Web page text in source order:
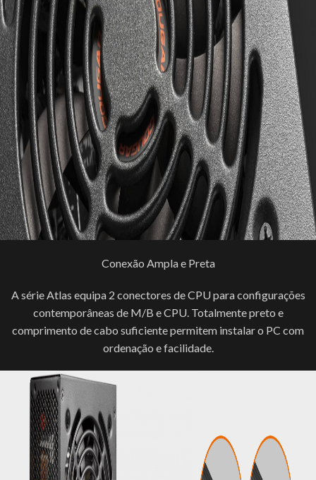
Conexão Ampla e Preta
A série Atlas equipa 2 conectores de CPU para configurações
contemporâneas de M/B e CPU. Totalmente preto e
comprimento de cabo suficiente permitem instalar o PC com
ordenação e facilidade.